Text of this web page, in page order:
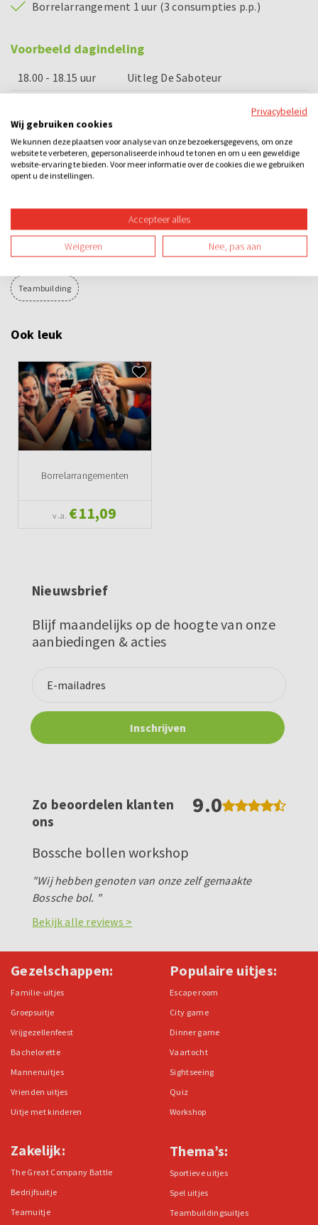
Borrelarrangement 1 uur (3 consumpties p.p.)
Voorbeeld dagindeling
18.00 - 18.15 uur
Uitleg De Saboteur
20.00 - 20.30 uur
20.45 - 21.45 uur
Borrelarrangement
City games Arrangementen Bedrijfsuitje Familie-uitje
Teamuitje Vriendenuitje Vrijgezellenuitje Avond Spel
Teambuilding
Ook leuk
Borrelarrangementen
v.a. €11,09
Nieuwsbrief
Blijf maandelijks op de hoogte van onze
aanbiedingen & acties
Zo beoordelen klanten
ons
9.0
Bossche bollen workshop
"Wij hebben genoten van onze zelf gemaakte
Bossche bol. "
Bekijk alle reviews >
Gezelschappen:
Familie-uitjes
Groepsuitje
Vrijgezellenfeest
Bachelorette
Mannenuitjes
Vrienden uitjes
Uitje met kinderen
Zakelijk:
The Great Company Battle
Bedrijfsuitje
Teamuitje
Populaire uitjes:
Escape room
City game
Dinner game
Vaartocht
Sightseeing
Quiz
Workshop
Thema’s:
Sportieve uitjes
Spel uitjes
Teambuildingsuitjes
Privacybeleid
Wij gebruiken cookies
We kunnen deze plaatsen voor analyse van onze bezoekersgegevens, om onze
website te verbeteren, gepersonaliseerde inhoud te tonen en om u een geweldige
website-ervaring te bieden. Voor meer informatie over de cookies die we gebruiken
opent u de instellingen.
Accepteer alles
Weigeren Nee, pas aan